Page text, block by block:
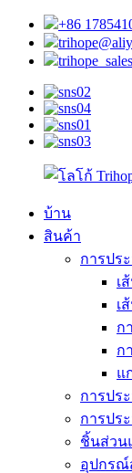
+86
บ้าน
สินค้า
การปร
เ
เ
ก
ก
แ
การปร
การปร
ชิ้นส่วน
อุปกร